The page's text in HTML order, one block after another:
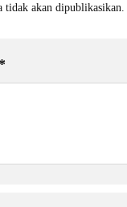
tidak akan dipublikasikan.
*